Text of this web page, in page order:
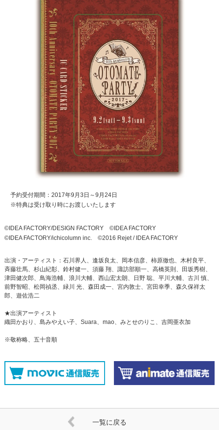
予約受付期間：2017年9月3日～9月24日
※特典は受け取り時にお渡しいたします
©IDEA FACTORY/DESIGN FACTORY ©IDEA FACTORY
©IDEA FACTORY/ichicolumn inc. ©2016 Rejet / IDEA FACTORY
出演・アーティスト：石川界人、逢坂良太、岡本信彦、柿原徹也、木村良平、
斉藤壮馬、杉山紀彰、鈴村健一、須藤 翔、諏訪部順一、高橋英則、田坂秀樹、
津田健次郎、鳥海浩輔、浪川大輔、西山宏太朗、日野 聡、平川大輔、古川 慎、
前野智昭、松岡禎丞、緑川 光、森田成一、宮内敦士、宮田幸季、森久保祥太
郎、遊佐浩二
★出演アーティスト
織田かおり、島みやえい子、Suara、mao、みとせのりこ、吉岡亜衣加
※敬称略、五十音順
一覧に戻る